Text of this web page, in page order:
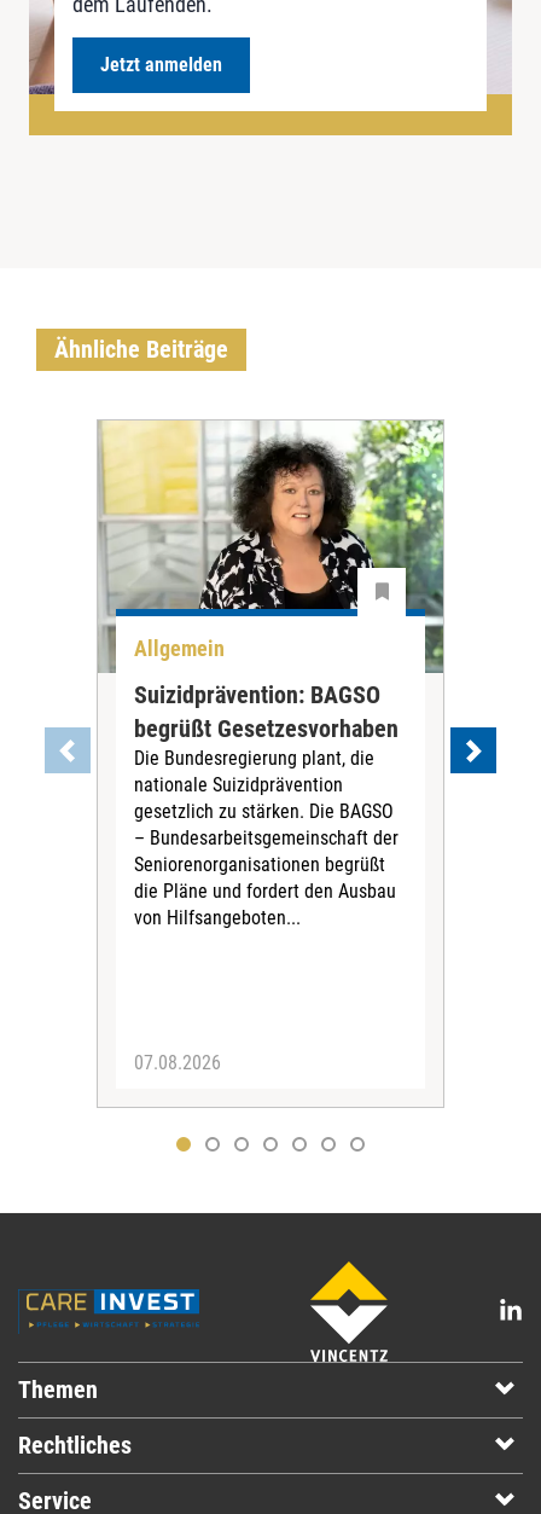
Jetzt anmelden
Ähnliche Beiträge
Allgemein
Suizidprävention: BAGSO
begrüßt Gesetzesvorhaben
Die Bundesregierung plant, die
nationale Suizidprävention
gesetzlich zu stärken. Die BAGSO
– Bundesarbeitsgemeinschaft der
Seniorenorganisationen begrüßt
die Pläne und fordert den Ausbau
von Hilfsangeboten...
07.08.2026
Themen
Rechtliches
Service